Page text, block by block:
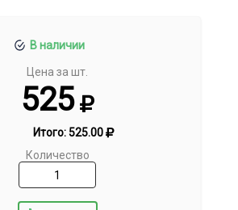
В наличии
Цена за шт.
525
Итого:525.00
Количество